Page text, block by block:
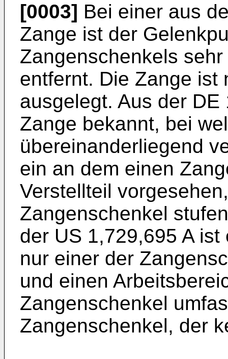
[0003] Bei einer aus
Zange ist der
Zangenschenkels
entfernt. Die Zange ist
ausgelegt. Aus der DE
Zange bekannt, bei
übereinanderliegend
ein an dem einen
Verstellteil
Zangenschenkel
der US 1,729,695 Aist
nur einer der
und einen
Zangenschenkel
Zangenschenkel, der